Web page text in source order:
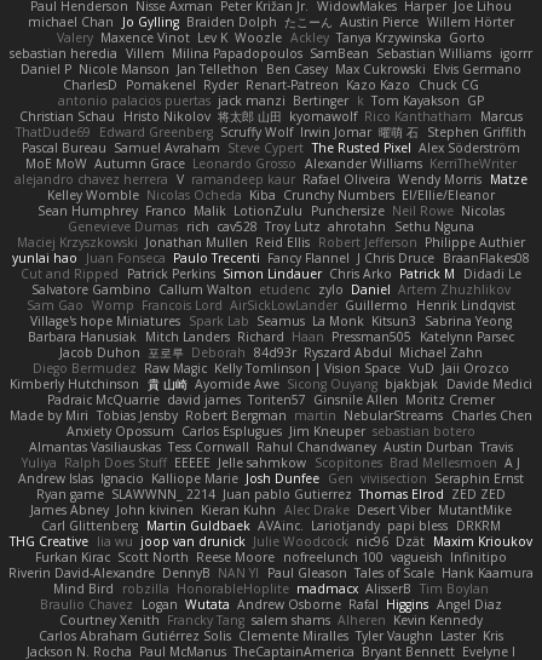
Paul Henderson Nisse Axman Peter Križan Jr. WidowMakes Harper Joe Lihou
michael Chan
Jo Gylling Braiden Dolph たこーん Austin Pierce Willem Hörter
Valery Maxence Vinot Lev K Woozle Ackley Tanya Krzywinska Gorto
sebastian heredia Villem Milina Papadopoulos SamBean Sebastian Williams igorrr
Daniel P Nicole Manson Jan Tellethon Ben Casey Max Cukrowski Elvis Germano
CharlesD
Pomakenel Ryder Renart-Patreon Kazo Kazo
Chuck CG
antonio palacios puertas jack manzi Bertinger k Tom Kayakson GP
Christian Schau
Hristo Nikolov 将太郎 山田 kyomawolf Rico Kanthatham
Marcus
ThatDude69
Edward Greenberg Scruffy Wolf Irwin Jomar 曜萌 石 Stephen Griffith
Pascal Bureau Samuel Avraham Steve Cypert The Rusted Pixel Alex Söderström
MoE MoW Autumn Grace Leonardo Grosso Alexander Williams KerriTheWriter
alejandro chavez herrera V ramandeep kaur Rafael Oliveira Wendy Morris Matze
Kelley Womble Nicolas Ocheda Kiba Crunchy Numbers El/Ellie/Eleanor
Sean Humphrey Franco Malik LotionZulu Punchersize Neil Rowe Nicolas
Genevieve Dumas rich cav528 Troy Lutz ahrotahn
Sethu Nguna
Maciej Krzyszkowski Jonathan Mullen Reid Ellis Robert Jefferson Philippe Authier
yunlai hao
Juan Fonseca Paulo Trecenti Fancy Flannel J Chris Druce BraanFlakes08
Cut and Ripped
Patrick Perkins Simon Lindauer Chris Arko Patrick M
Didadi Le
Salvatore Gambino Callum Walton etudenc zylo Daniel Artem Zhuzhlikov
Sam Gao Womp Francois Lord AirSickLowLander Guillermo
Henrik Lindqvist
Village's hope Miniatures Spark Lab Seamus La Monk Kitsun3
Sabrina Yeong
Barbara Hanusiak Mitch Landers Richard Haan Pressman505
Katelynn Parsec
Jacob Duhon 포로루 Deborah 84d93r Ryszard Abdul Michael Zahn
Diego Bermudez Raw Magic Kelly Tomlinson | Vision Space VuD Jaii Orozco
Kimberly Hutchinson 貴 山崎 Ayomide Awe Sicong Ouyang bjakbjak Davide Medici
Padraic McQuarrie david james Toriten57 Ginsnile Allen Moritz Cremer
Made by Miri Tobias Jensby Robert Bergman martin NebularStreams Charles Chen
Anxiety Opossum Carlos Esplugues Jim Kneuper sebastian botero
Almantas Vasiliauskas Tess Cornwall Rahul Chandwaney Austin Durban Travis
Yuliya Ralph Does Stuff EEEEE Jelle sahmkow Scopitones Brad Mellesmoen A J
Andrew Islas Ignacio Kalliope Marie Josh Dunfee Gen viviisection Seraphin Ernst
Ryan game SLAWWNN_ 2214 Juan pablo Gutierrez Thomas Elrod ZED ZED
James Abney John kivinen Kieran Kuhn Alec Drake Desert Viber MutantMike
Carl Glittenberg Martin Guldbaek AVAinc. Lariotjandy papi bless DRKRM
THG Creative lia wu joop van drunick Julie Woodcock nic96 Dzät Maxim Krioukov
Furkan Kirac Scott North Reese Moore nofreelunch 100 vagueish Infinitipo
Riverin David-Alexandre DennyB NAN YI Paul Gleason Tales of Scale Hank Kaamura
Mind Bird
robzilla HonorableHoplite madmacx AlisserB Tim Boylan
Braulio Chavez
Logan Wutata Andrew Osborne Rafal Higgins Angel Diaz
Courtney Xenith Francky Tang salem shams Alheren Kevin Kennedy
Carlos Abraham Gutiérrez Solis Clemente Miralles Tyler Vaughn Laster Kris
Jackson N. Rocha Paul McManus TheCaptainAmerica Bryant Bennett Evelyne I